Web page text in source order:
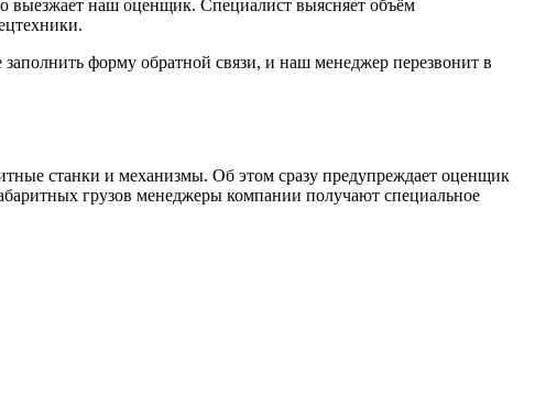
выезжает наш оценщик. Специалист выясняет объём
форму обратной связи, и наш менеджер перезвонит в
станки и механизмы. Об этом сразу предупреждает оценщик
грузов менеджеры компании получают специальное